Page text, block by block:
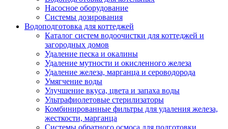
Насосное оборудование
Системы дозирования
Водоподготовка для коттеджей
Каталог систем водоочистки для коттеджей и
загородных домов
Удаление песка и окалины
Удаление мутности и окисленного железа
Удаление железа, марганца и сероводорода
Умягчение воды
Улучшение вкуса, цвета и запаха воды
Ультрафиолетовые стерилизаторы
Комбинированные фильтры для удаления железа,
жесткости, марганца
Системы обратного осмоса для подготовки